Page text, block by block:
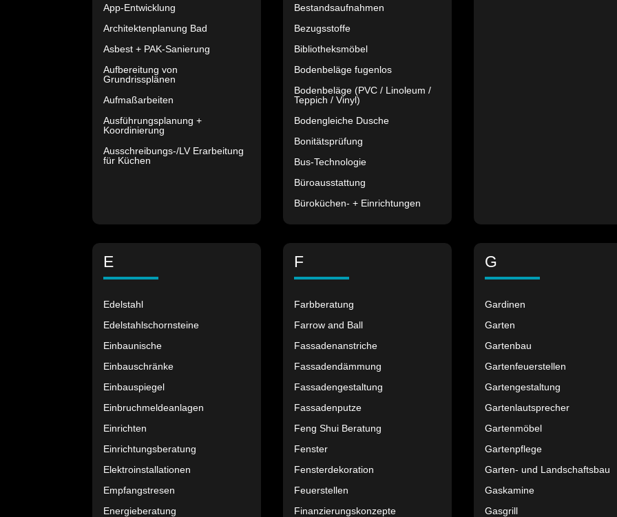
App-Entwicklung
Architektenplanung Bad
Asbest + PAK-Sanierung
Aufbereitung von
Grundrissplänen
Aufmaßarbeiten
Ausführungsplanung +
Koordinierung
Ausschreibungs-/LV Erarbeitung
für Küchen
Bestandsaufnahmen
Bezugsstoffe
Bibliotheksmöbel
Bodenbeläge fugenlos
Bodenbeläge (PVC / Linoleum /
Teppich / Vinyl)
Bodengleiche Dusche
Bonitätsprüfung
Bus-Technologie
Büroausstattung
Büroküchen- + Einrichtungen
E
Edelstahl
Edelstahlschornsteine
Einbaunische
Einbauschränke
Einbauspiegel
Einbruchmeldeanlagen
Einrichten
Einrichtungsberatung
Elektroinstallationen
Empfangstresen
Energieberatung
F
Farbberatung
Farrow and Ball
Fassadenanstriche
Fassadendämmung
Fassadengestaltung
Fassadenputze
Feng Shui Beratung
Fenster
Fensterdekoration
Feuerstellen
Finanzierungskonzepte
G
Gardinen
Garten
Gartenbau
Gartenfeuerstellen
Gartengestaltung
Gartenlautsprecher
Gartenmöbel
Gartenpflege
Garten- und Landschaftsbau
Gaskamine
Gasgrill